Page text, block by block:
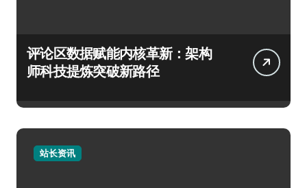
评论区数据赋能内核革新：架构
师科技提炼突破新路径
站长资讯